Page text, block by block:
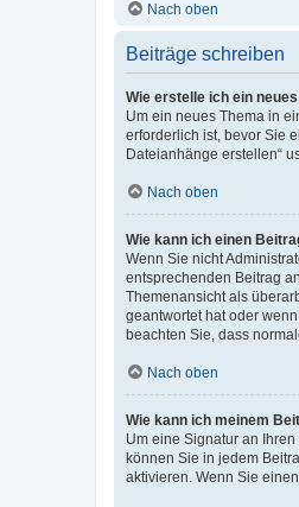
Nach oben
Beiträge schreiben
Wie erstelle ich ein
Um ein neues Thema in
erforderlich ist, bevor Sie
Dateianhänge erstellen“
Nach oben
Wie kann ich einen
Wenn Sie nicht
entsprechenden Beitrag
Themenansicht als
geantwortet hat oder
beachten Sie, dass
Nach oben
Wie kann ich meinem
Um eine Signatur an
können Sie in jedem
aktivieren. Wenn Sie